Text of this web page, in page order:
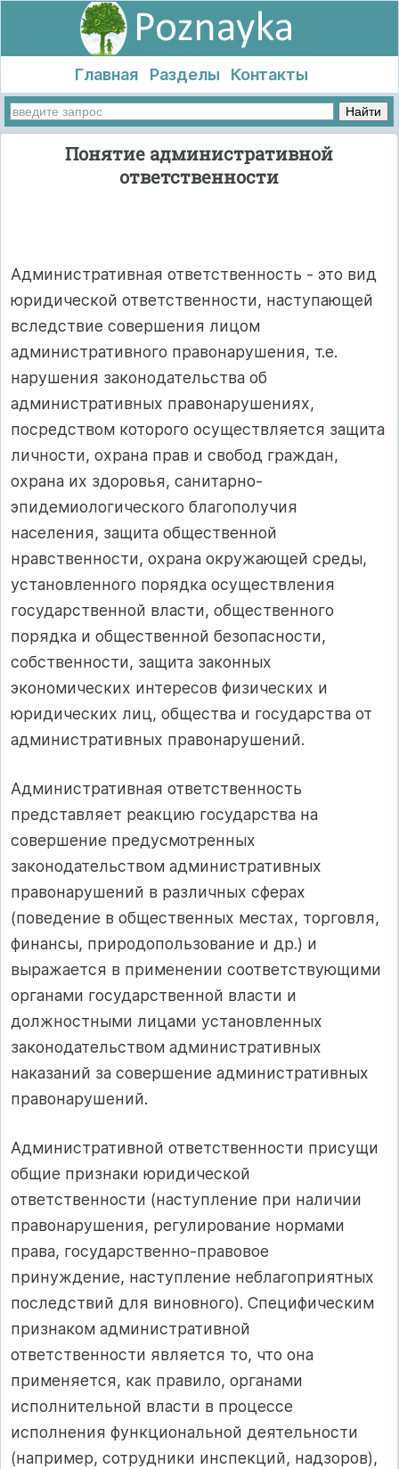
Главная Разделы Контакты
Понятие административной
ответственности
Административная ответственность - это вид
юридической ответственности, наступающей
вследствие совершения лицом
административного правонарушения, т.е.
нарушения законодательства об
административных правонарушениях,
посредством которого осуществляется защита
личности, охрана прав и свобод граждан,
охрана их здоровья, санитарно-
эпидемиологического благополучия
населения, защита общественной
нравственности, охрана окружающей среды,
установленного порядка осуществления
государственной власти, общественного
порядка и общественной безопасности,
собственности, защита законных
экономических интересов физических и
юридических лиц, общества и государства от
административных правонарушений.
Административная ответственность
представляет реакцию государства на
совершение предусмотренных
законодательством административных
правонарушений в различных сферах
(поведение в общественных местах, торговля,
финансы, природопользование и др.) и
выражается в применении соответствующими
органами государственной власти и
должностными лицами установленных
законодательством административных
наказаний за совершение административных
правонарушений.
Административной ответственности присущи
общие признаки юридической
ответственности (наступление при наличии
правонарушения, регулирование нормами
права, государственно-правовое
принуждение, наступление неблагоприятных
последствий для виновного). Специфическим
признаком административной
ответственности является то, что она
применяется, как правило, органами
исполнительной власти в процессе
исполнения функциональной деятельности
(например, сотрудники инспекций, надзоров),